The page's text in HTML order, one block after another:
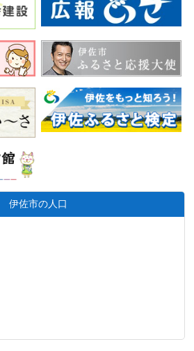
伊佐市の人口